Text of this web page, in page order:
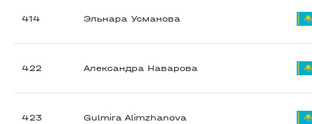
414 Эльнара Усманова
422 Александра Наварова
423 Gulmira Alimzhanova